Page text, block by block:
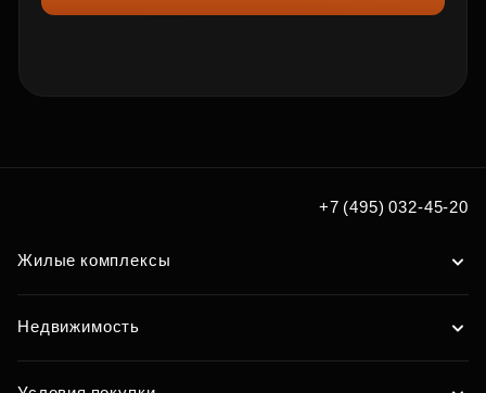
+7 (495) 032-45-20
Жилые комплексы
Недвижимость